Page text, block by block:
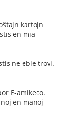
kartojn
en mia
ne eble trovi.
E-amikeco.
en manoj